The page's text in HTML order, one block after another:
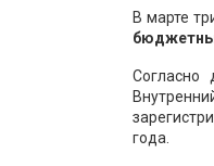
В марте
Согласно
года.